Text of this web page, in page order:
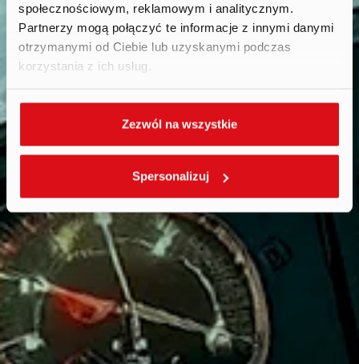
społecznościowym, reklamowym i analitycznym.
Partnerzy mogą połączyć te informacje z innymi danymi
otrzymanymi od Ciebie lub uzyskanymi podczas
korzystania z ich usług.
Zezwól na wszystkie
Spersonalizuj